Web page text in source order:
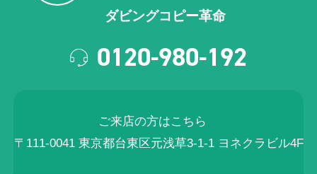
ダビングコピー革命
0120-980-192
ご来店の方はこちら
〒111-0041 東京都台東区元浅草3-1-1 ヨネクラビル4F